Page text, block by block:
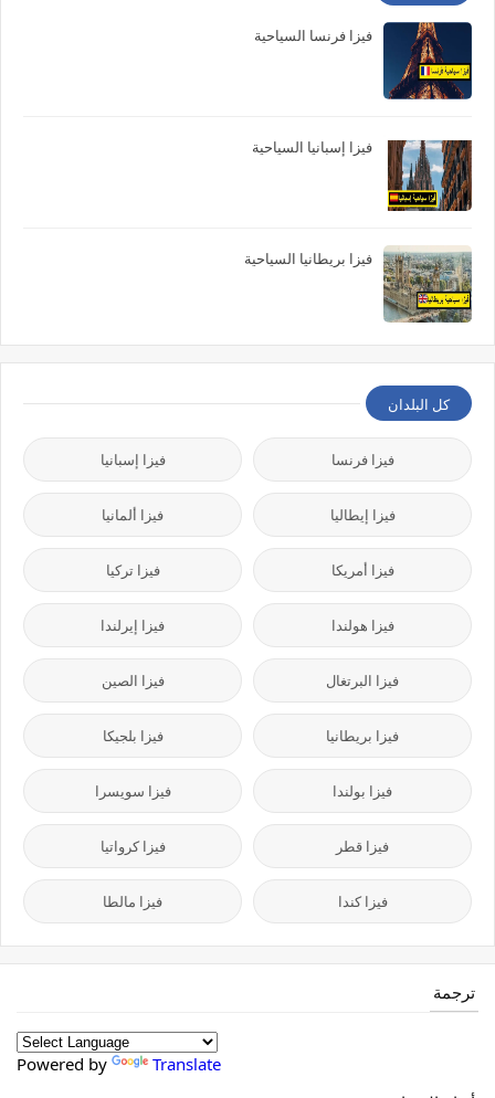
فيزا فرنسا السياحية
فيزا إسبانيا السياحية
فيزا بريطانيا السياحية
كل البلدان
فيزا فرنسا فيزا إسبانيا
فيزا إيطاليا فيزا ألمانيا
فيزا أمريكا فيزا تركيا
فيزا هولندا فيزا إيرلندا
فيزا البرتغال فيزا الصين
فيزا بريطانيا فيزا بلجيكا
فيزا بولندا فيزا سويسرا
فيزا قطر فيزا كرواتيا
فيزا كندا فيزا مالطا
ترجمة
Powered by
Translate